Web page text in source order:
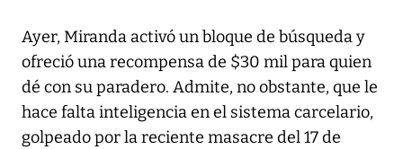
Ayer, Miranda activó un bloque de búsqueda y
ofreció una recompensa de $30 mil para quien
dé con su paradero. Admite, no obstante, que le
hace falta inteligencia en el sistema carcelario,
golpeado por la reciente masacre del 17 de